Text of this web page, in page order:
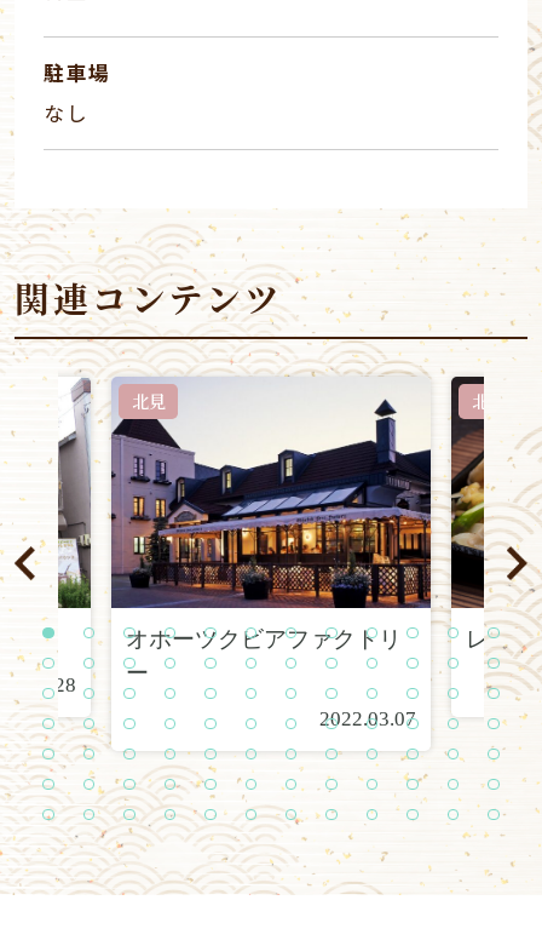
駐車場
なし
関連コンテンツ
北見
オホーツクビアファクトリ
ー
2022.03.07
北見
レス
1 2 3 4 5 6 7 8 9
1
0
1
1
1
2
1
3
1
4
1
5
1
6
1
7
1
8
1
9
2
0
2
1
2
2
2
3
2
4
2
5
2
6
2
7
2
8
2
9
3
0
3
1
3
2
3
3
3
4
3
5
3
6
3
7
3
8
3
9
4
0
4
1
4
2
4
3
4
4
4
5
4
6
4
7
4
8
4
9
5
0
5
1
5
2
5
3
5
4
5
5
5
6
5
7
5
8
5
9
6
0
6
1
6
2
6
3
6
4
6
5
6
6
6
7
6
8
6
9
7
0
7
1
7
2
7
3
7
4
7
5
7
7
7
7
8
7
9
8
8
8
8
3
8
4